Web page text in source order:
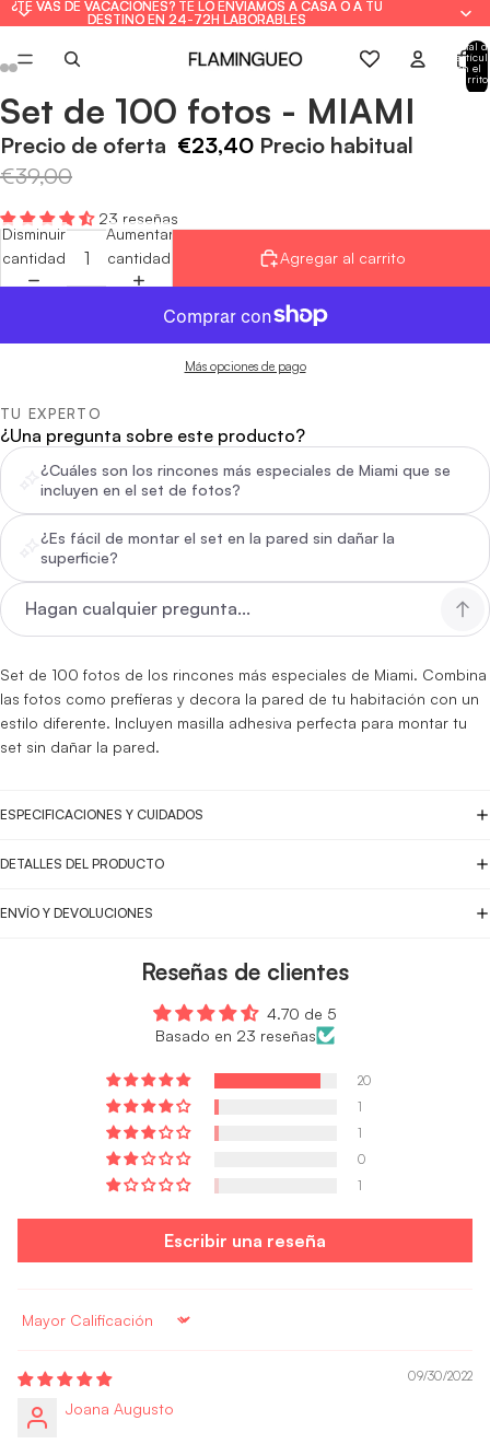
¿TE VAS DE VACACIONES? TE LO ENVIAMOS A CASA O A TU
DESTINO EN 24-72H LABORABLES
¿TE VAS DE VACACIONES? TE LO ENVIAMOS A CASA O A TU
DESTINO EN 24-72H LABORABLES
Total
en el
carrito:
Abrir
imagen
a
pantalla
Abrir
imagen
a
pantalla
Abrir
imagen
a
pantalla
Abrir
imagen
a
pantalla
Abrir
imagen
a
pantalla
Abrir
imagen
a
pantalla
Set de 100 fotos - MIAMI
Precio de oferta €23,40 Precio habitual
€39,00
23 reseñas
Disminuir
cantidad
Aumentar
cantidad
Agregar al carrito
Más opciones de pago
TU EXPERTO
¿Una pregunta sobre este producto?
¿Cuáles son los rincones más especiales de Miami que se
incluyen en el set de fotos?
¿Es fácil de montar el set en la pared sin dañar la
superficie?
Set de 100 fotos de los rincones más especiales de Miami. Combina
las fotos como prefieras y decora la pared de tu habitación con un
estilo diferente. Incluyen masilla adhesiva perfecta para montar tu
set sin dañar la pared.
ESPECIFICACIONES Y CUIDADOS
DETALLES DEL PRODUCTO
ENVÍO Y DEVOLUCIONES
Reseñas de clientes
4.70 de 5
Basado en 23 reseñas
20
1
1
0
1
Escribir una reseña
Sort by
09/30/2022
Joana Augusto